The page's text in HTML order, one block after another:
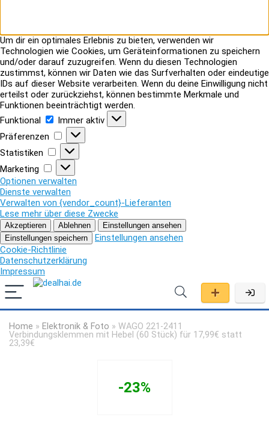
Um dir ein optimales Erlebnis zu bieten, verwenden wir
Technologien wie Cookies, um Geräteinformationen zu speichern
und/oder darauf zuzugreifen. Wenn du diesen Technologien
zustimmst, können wir Daten wie das Surfverhalten oder eindeutige
IDs auf dieser Website verarbeiten. Wenn du deine Einwilligung nicht
erteilst oder zurückziehst, können bestimmte Merkmale und
Funktionen beeinträchtigt werden.
Funktional
Funktional
Immer aktiv
Präferenzen
Präferenzen
Statistiken
Statistiken
Marketing
Marketing
Optionen verwalten
Dienste verwalten
Verwalten von {vendor_count}-Lieferanten
Lese mehr über diese Zwecke
Akzeptieren Ablehnen
Einstellungen ansehen
Einstellungen speichern
Einstellungen ansehen
Cookie-Richtlinie
Datenschutzerklärung
Impressum
Home » Elektronik & Foto » WAGO 221-2411
Verbindungsklemmen mit Hebel (60 Stück) für 17,99€ statt
23,39€
-23%